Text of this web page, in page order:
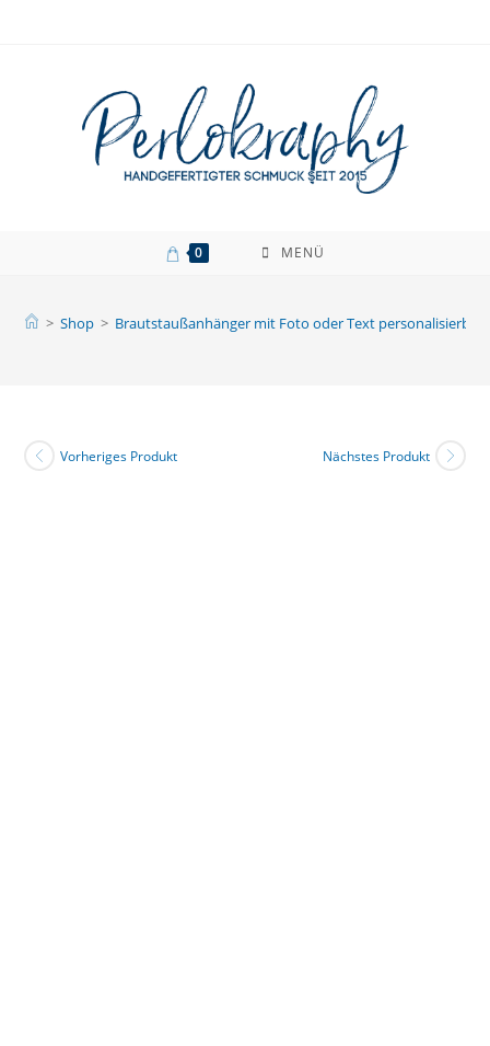
0 MENÜ
> Shop > Brautstaußanhänger mit Foto oder Text personalisierbar
Vorheriges Produkt Nächstes Produkt